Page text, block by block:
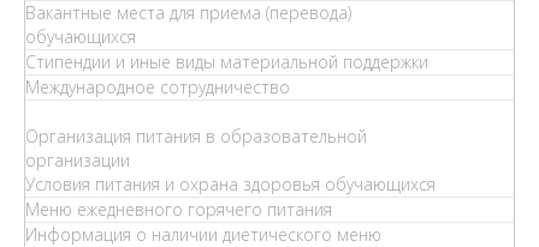
Вакантные места для приема (перевода)
обучающихся
Стипендии и иные виды материальной поддержки
Международное сотрудничество
Организация питания в образовательной
организации
Условия питания и охрана здоровья обучающихся
Меню ежедневного горячего питания
Информация о наличии диетического меню